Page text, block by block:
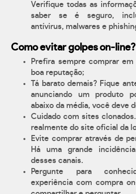
Verifique todas as
saber se é seguro,
antívirus, malwares e
Como evitar golpes on-line?
Prefira sempre comprar
boa reputação;
Tá barato demais? Fique
anunciando um produto
abaixo da média, você deve
Cuidado com sites
realmente do site oficial da
Evite comprar através de
Há uma grande
desses canais.
Pergunte para
experiência com compra